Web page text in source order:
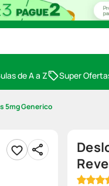
de A a Z Super
5mg Generico